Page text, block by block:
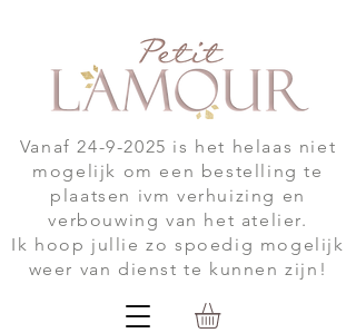
Vanaf24-9-2025 is het helaas niet
mogelijk om een bestelling te
plaatsen ivm verhuizing en
verbouwing van het atelier.
Ik hoop jullie zo spoedig mogelijk
weer van dienst te kunnen zijn!